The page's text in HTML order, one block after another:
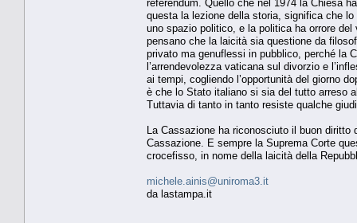
referendum. Quello che nel 1974 la Chiesa
questa la lezione della storia, significa che
uno spazio politico, e la politica ha orrore
pensano che la laicità sia questione da
privato ma genuflessi in pubblico, perché la
l’arrendevolezza vaticana sul divorzio e
ai tempi, cogliendo l’opportunità del giorno
è che lo Stato italiano si sia del tutto arreso
Tuttavia di tanto in tanto resiste qualche
La Cassazione ha riconosciuto il buon
Cassazione. E sempre la Suprema Corte
crocefisso, in nome della laicità della
michele.ainis@uniroma3.it
da lastampa.it